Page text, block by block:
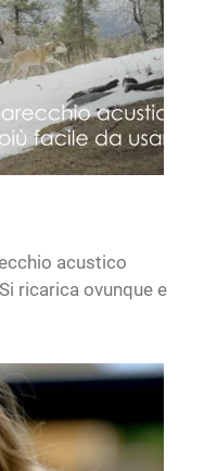
acustico
ricarica ovunque e